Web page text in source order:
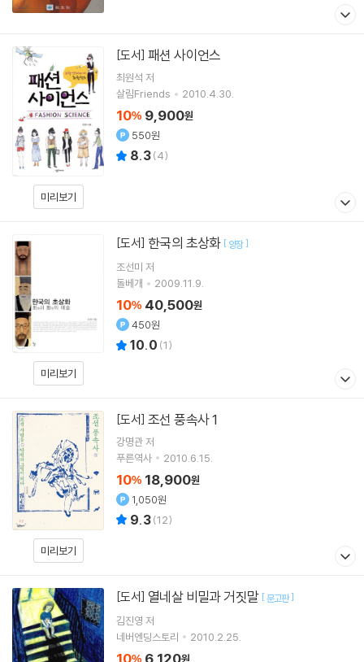
미리보기
[도서] 패션 사이언스
최원석 저
살림Friends
2010.4.30.
10% 9,900원
550원
8.3(4)
미리보기
[도서] 한국의 초상화 [ 양장]
조선미 저
돌베개
2009.11.9.
10% 40,500원
450원
10.0 (1)
미리보기
[도서] 조선 풍속사 1
강명관저
푸른역사
2010.6.15.
10% 18,900원
1,050원
9.3(12)
[도서] 열네살 비밀과 거짓말 [문고판]
김진영 저
네버엔딩스토리
2010.2.25.
10% 6,120원